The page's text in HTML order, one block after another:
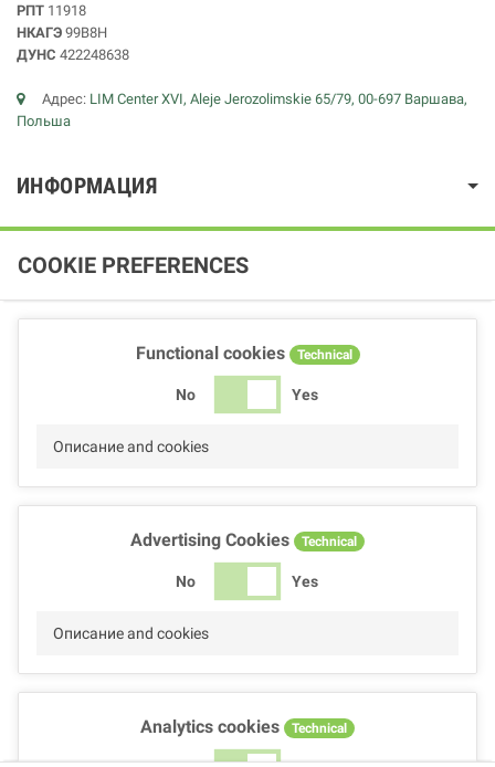
РПТ 11918
НКАГЭ 99B8H
ДУНС 422248638
Адрес: LIM Center XVI, Aleje Jerozolimskie 65/79, 00-697 Варшава,
Польша
ИНФОРМАЦИЯ
COOKIE PREFERENCES
Functional cookies Technical
No Yes
Описание and cookies
Advertising Cookies Technical
No Yes
Описание and cookies
Analytics cookies Technical